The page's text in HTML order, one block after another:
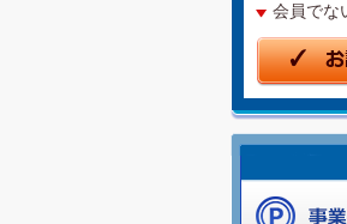
会員でな